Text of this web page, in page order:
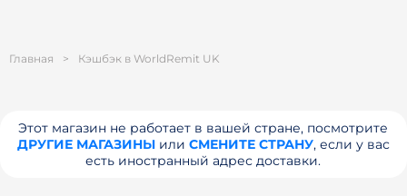
Главная > Кэшбэк в WorldRemit UK
Этот магазин не работает в вашей стране, посмотрите
ДРУГИЕ МАГАЗИНЫили СМЕНИТЕ СТРАНУ, если у вас
есть иностранный адрес доставки.